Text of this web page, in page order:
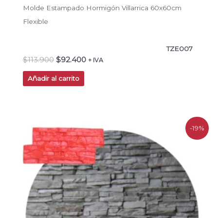
Molde Estampado Hormigón Villarrica 60x60cm
Flexible
TZE007
$113.900 $92.400 + IVA
Añadir al carrito
-19%
precio
original
era:
$38.900.
precio
actual
es:
$31.500.